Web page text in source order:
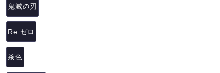
鬼滅の刃
Re:ゼロ
茶色